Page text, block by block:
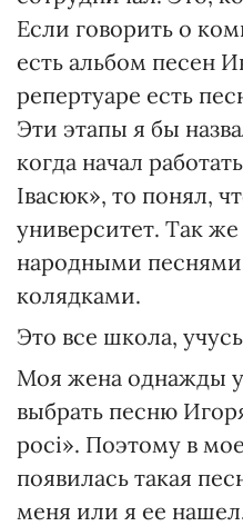
Если говорить о
есть альбом песен
репертуаре есть
Эти этапы я бы
когда начал
Івасюк», то понял,
университет. Так
народными
колядками.
Это все школа,
Моя жена однажды
выбрать песню
росі». Поэтому в
появилась такая
меня или я ее